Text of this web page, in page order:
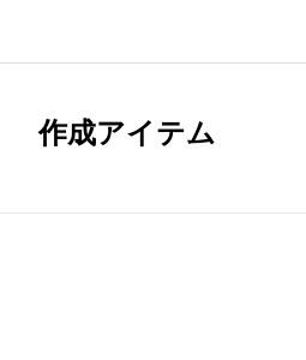
作成アイテム